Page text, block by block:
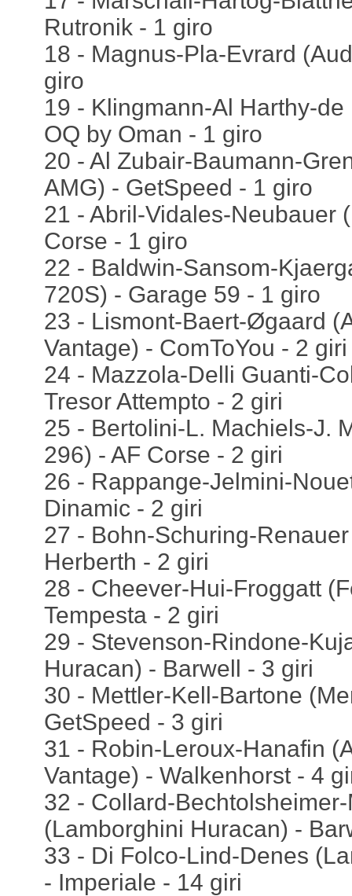
Rutronik - 1 giro
18 - Magnus-Pla-Evrard
giro
19 - Klingmann-Al Harthy-
OQ by Oman - 1 giro
20 - Al Zubair-Baumann-
AMG) - GetSpeed - 1 giro
21 - Abril-Vidales-Neubauer
Corse - 1 giro
22 - Baldwin-Sansom-
720S) - Garage 59 - 1 giro
23 - Lismont-Baert-Øgaard
Vantage) - ComToYou - 2 giri
24 - Mazzola-Delli Guanti-
Tresor Attempto - 2 giri
25 - Bertolini-L. Machiels-J.
296) - AF Corse - 2 giri
26 - Rappange-Jelmini-
Dinamic - 2 giri
27 - Bohn-Schuring-
Herberth - 2 giri
28 - Cheever-Hui-Froggatt
Tempesta - 2 giri
29 - Stevenson-Rindone-
Huracan) - Barwell - 3 giri
30 - Mettler-Kell-Bartone
GetSpeed - 3 giri
31 - Robin-Leroux-Hanafin
Vantage) - Walkenhorst - 4
32 - Collard-
(Lamborghini Huracan) -
33 - Di Folco-Lind-Denes
- Imperiale - 14 giri